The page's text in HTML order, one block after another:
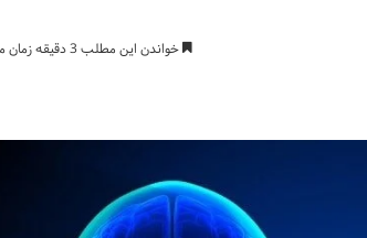
خواندن این مطلب 3 دقیقه زمان میبرد